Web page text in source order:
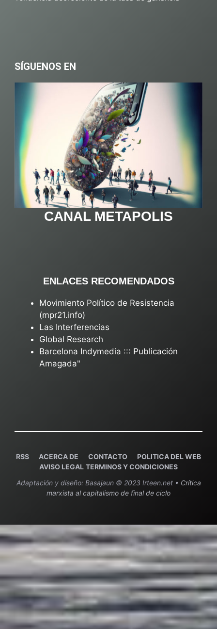
SÍGUENOS EN
CANAL METAPOLIS
ENLACES RECOMENDADOS
Movimiento Político de Resistencia
(mpr21.info)
Las Interferencias
Global Research
Barcelona Indymedia ::: Publicación
Amagada"
RSS ACERCA DE CONTACTO
POLITICA DEL WEB
AVISO LEGAL TERMINOS Y CONDICIONES
Adaptación y diseño: Basajaun © 2023 Irteen.net • Crítica
marxista al capitalismo de final de ciclo